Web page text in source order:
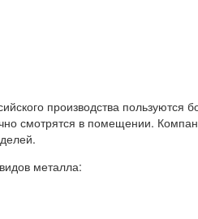
производства
смотрятся в помещении.
металла: